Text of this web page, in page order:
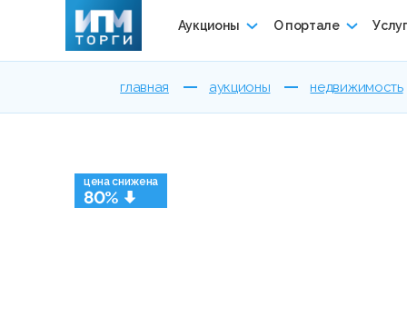
Аукционы О портале
главная аукционы недвижимость
цена снижена
80%